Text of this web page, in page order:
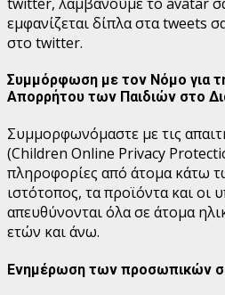
εμφανίζεται δίπλα στα tweets
στο twitter.
Συμμόρφωση με τον Νόμο για
Απορρήτου των Παιδιών στο
Συμμορφωνόμαστε με τις
(Children Online Privacy
πληροφορίες από άτομα κάτω
ιστότοπος, τα προϊόντα και οι
απευθύνονται όλα σε άτομα
ετών και άνω.
Ενημέρωση των προσωπικών